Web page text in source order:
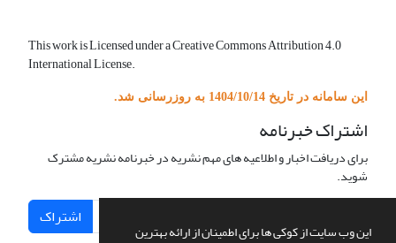
این وب سایت از کوکی ها برای اطمینان از ارائه بهترین
This work is Licensed under a Creative Commons Attribution 4.0
International License.
این سامانه در تاریخ 1404/10/14 به روزرسانی شد.
اشتراک خبرنامه
برای دریافت اخبار و اطلاعیه های مهم نشریه در خبرنامه نشریه مشترک
شوید.
اشتراک